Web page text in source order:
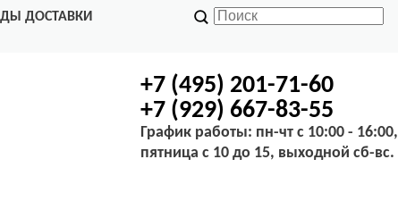
ДОСТАВКИ
+7 (495) 201-71-60
+7 (929) 667-83-55
График работы: пн-чт с 10:00 - 16:00,
пятница с 10 до 15, выходной сб-вс.